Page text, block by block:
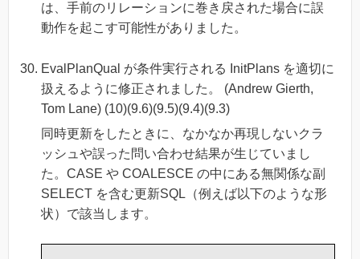
は、手前のリレーションに巻き戻された場合に誤
動作を起こす可能性がありました。
EvalPlanQual が条件実行される InitPlans を適切に
扱えるように修正されました。 (Andrew Gierth,
Tom Lane) (10)(9.6)(9.5)(9.4)(9.3)
同時更新をしたときに、なかなか再現しないクラ
ッシュや誤った問い合わせ結果が生じていまし
た。CASE や COALESCE の中にある無関係な副
SELECT を含む更新SQL（例えば以下のような形
状）で該当します。